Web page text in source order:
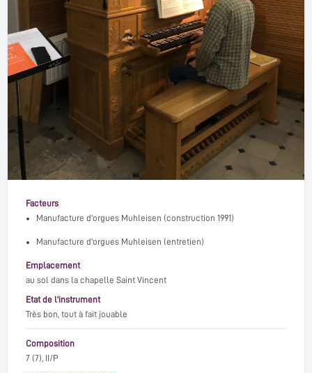
Facteurs
Manufacture d'orgues Muhleisen (construction 1991)
Manufacture d'orgues Muhleisen (entretien)
Emplacement
au sol dans la chapelle Saint Vincent
Etat de l'instrument
Très bon, tout à fait jouable
Composition
7 (7), II/P